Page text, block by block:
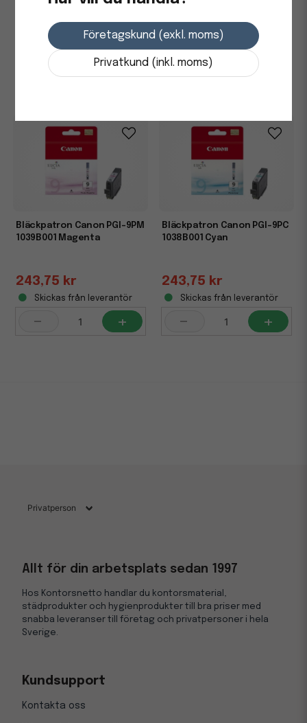
1037B001 Gul
243,75 kr
Skickas från leverantör
1040B001 Röd
243,75 kr
Skickas från leverantör
Bläckpatron Canon PGI-9PM
1039B001 Magenta
243,75 kr
Skickas från leverantör
- +
Bläckpatron Canon PGI-9PC
1038B001 Cyan
243,75 kr
Skickas från leverantör
- +
Företagskund (exkl. moms)
Privatkund (inkl. moms)
Allt för din arbetsplats sedan 1997
Hos Kontorsnetto handlar du kontorsmaterial,
städprodukter och hygienprodukter till bra priser med
snabba leveranser till företag och privatpersoner i hela
Sverige.
Kundsupport
Kontakta oss